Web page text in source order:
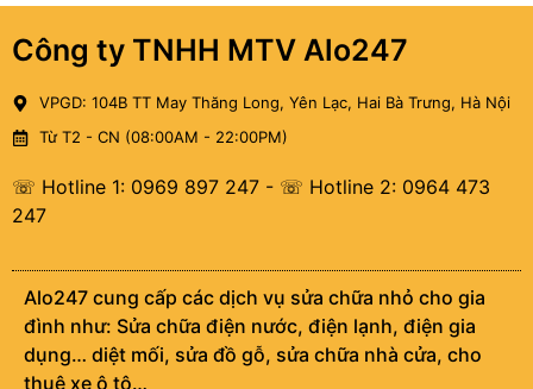
Công ty TNHH MTV Alo247
VPGD: 104B TT May Thăng Long, Yên Lạc, Hai Bà Trưng, Hà Nội
Từ T2 - CN (08:00AM - 22:00PM)
☏ Hotline 1: 0969 897 247 - ☏ Hotline 2: 0964 473
247
Alo247 cung cấp các dịch vụ sửa chữa nhỏ cho gia
đình như: Sửa chữa điện nước, điện lạnh, điện gia
dụng… diệt mối, sửa đồ gỗ, sửa chữa nhà cửa, cho
thuê xe ô tô…